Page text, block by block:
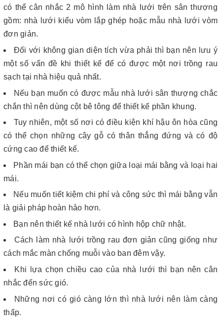
có thể cân nhắc 2 mô hình làm nhà lưới trên sân thượng
gồm: nhà lưới kiểu vòm lắp ghép hoặc mẫu nhà lưới vòm
đơn giản.
Đối với không gian diện tích vừa phải thì bạn nên lưu ý
một số vấn đề khi thiết kế để có được một nơi trồng rau
sạch tại nhà hiệu quả nhất.
Nếu bạn muốn có được mẫu nhà lưới sân thượng chắc
chắn thì nên dùng cột bê tông để thiết kế phần khung.
Tuy nhiên, một số nơi có điều kiện khí hậu ôn hòa cũng
có thể chọn những cây gỗ có thân thẳng đứng và có độ
cứng cao để thiết kế.
Phần mái bạn có thể chọn giữa loại mái bằng và loại hai
mái.
Nếu muốn tiết kiệm chi phí và công sức thì mái bằng vẫn
là giải pháp hoàn hảo hơn.
Bạn nên thiết kế nhà lưới có hình hộp chữ nhật.
Cách làm nhà lưới trồng rau đơn giản cũng giống như
cách mắc màn chống muỗi vào ban đêm vậy.
Khi lựa chọn chiều cao của nhà lưới thì bạn nên cân
nhắc đến sức gió.
Những nơi có gió càng lớn thì nhà lưới nên làm càng
thấp.